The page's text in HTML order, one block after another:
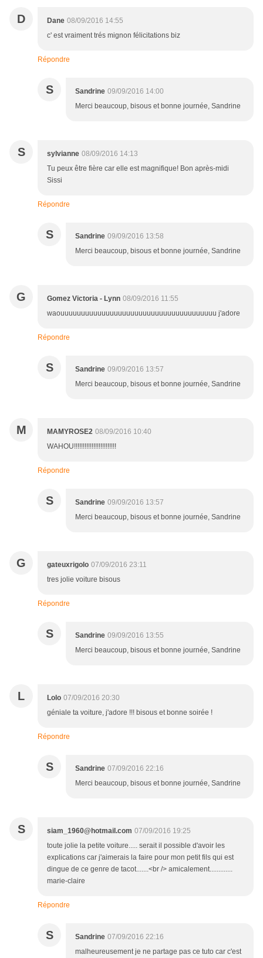
D Dane 08/09/2016 14:55
c' est vraiment trés mignon félicitations biz
Répondre
S Sandrine 09/09/2016 14:00
Merci beaucoup, bisous et bonne journée, Sandrine
S sylvianne 08/09/2016 14:13
Tu peux être fière car elle est magnifique! Bon après-midi
Sissi
Répondre
S Sandrine 09/09/2016 13:58
Merci beaucoup, bisous et bonne journée, Sandrine
G Gomez Victoria - Lynn 08/09/2016 11:55
waouuuuuuuuuuuuuuuuuuuuuuuuuuuuuuuuuuuuuu j'adore
Répondre
S Sandrine 09/09/2016 13:57
Merci beaucoup, bisous et bonne journée, Sandrine
M MAMYROSE2 08/09/2016 10:40
WAHOU!!!!!!!!!!!!!!!!!!!!!!!!
Répondre
S Sandrine 09/09/2016 13:57
Merci beaucoup, bisous et bonne journée, Sandrine
G gateuxrigolo 07/09/2016 23:11
tres jolie voiture bisous
Répondre
S Sandrine 09/09/2016 13:55
Merci beaucoup, bisous et bonne journée, Sandrine
L Lolo 07/09/2016 20:30
géniale ta voiture, j'adore !!! bisous et bonne soirée !
Répondre
S Sandrine 07/09/2016 22:16
Merci beaucoup, bisous et bonne journée, Sandrine
S siam_1960@hotmail.com 07/09/2016 19:25
toute jolie la petite voiture..... serait il possible d'avoir les
explications car j'aimerais la faire pour mon petit fils qui est
dingue de ce genre de tacot.......<br /> amicalement.............
marie-claire
Répondre
S Sandrine 07/09/2016 22:16
malheureusement je ne partage pas ce tuto car c'est